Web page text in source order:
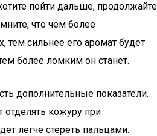
пойти дальше, продолжайте
что чем более
тем сильнее его аромат будет
более ломким он станет.
дополнительные показатели.
отделять кожуру при
легче стереть пальцами.